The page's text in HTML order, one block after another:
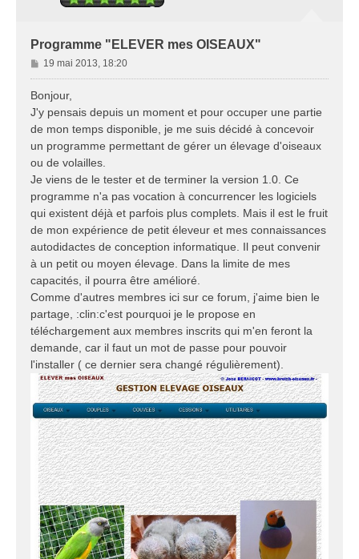
Programme "ELEVER mes OISEAUX"
M
e
s
a
g
e
19 mai 2013, 18:20
Bonjour,
J'y pensais depuis un moment et pour occuper une partie
de mon temps disponible, je me suis décidé à concevoir
un programme permettant de gérer un élevage d'oiseaux
ou de volailles.
Je viens de le tester et de terminer la version 1.0. Ce
programme n'a pas vocation à concurrencer les logiciels
qui existent déjà et parfois plus complets. Mais il est le fruit
de mon expérience de petit éleveur et mes connaissances
autodidactes de conception informatique. Il peut convenir
à un petit ou moyen élevage. Dans la limite de mes
capacités, il pourra être amélioré.
Comme d'autres membres ici sur ce forum, j'aime bien le
partage, :clin:c'est pourquoi je le propose en
téléchargement aux membres inscrits qui m'en feront la
demande, car il faut un mot de passe pour pouvoir
l'installer ( ce dernier sera changé régulièrement).